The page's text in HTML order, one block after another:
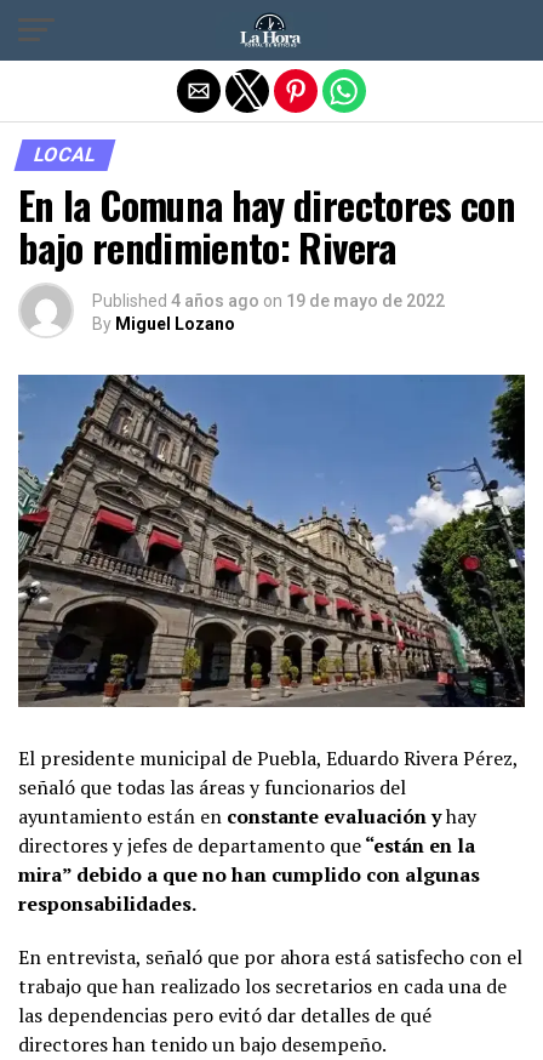
LOCAL
En la Comuna hay directores con
bajo rendimiento: Rivera
Published 4 años ago on 19 de mayo de 2022
By Miguel Lozano
El presidente municipal de Puebla, Eduardo Rivera Pérez,
señaló que todas las áreas y funcionarios del
ayuntamiento están en constante evaluación yhay
directores y jefes de departamento que“están en la
mira” debido a que no han cumplido con algunas
responsabilidades.
En entrevista, señaló que por ahora está satisfecho con el
trabajo que han realizado los secretarios en cada una de
las dependencias pero evitó dar detalles de qué
directores han tenido un bajo desempeño.
Salir de la versión móvil